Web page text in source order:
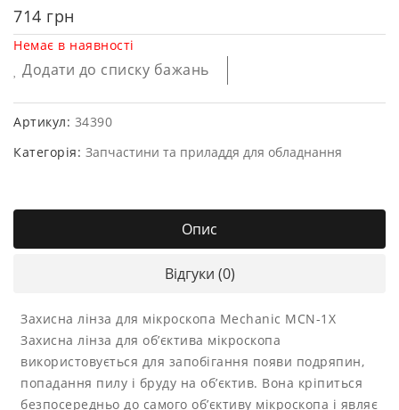
714 грн
Немає в наявності
Додати до списку бажань
Артикул: 34390
Категорія: Запчастини та приладдя для обладнання
Опис
Відгуки (0)
Захисна лінза для мікроскопа Mechanic MCN-1X
Захисна лінза для об’єктива мікроскопа
використовується для запобігання появи подряпин,
попадання пилу і бруду на об’єктив. Вона кріпиться
безпосередньо до самого об’єктиву мікроскопа і являє